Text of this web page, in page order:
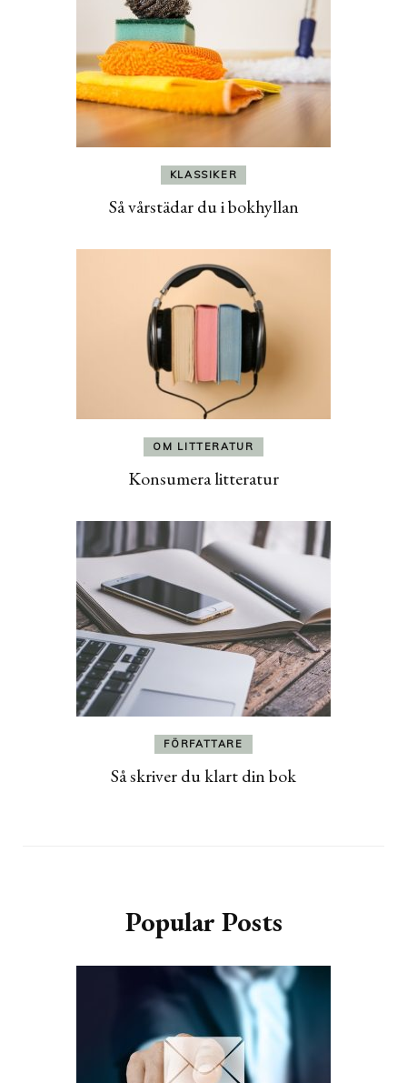
KLASSIKER
Så vårstädar du i bokhyllan
OM LITTERATUR
Konsumera litteratur
FÖRFATTARE
Så skriver du klart din bok
Popular Posts